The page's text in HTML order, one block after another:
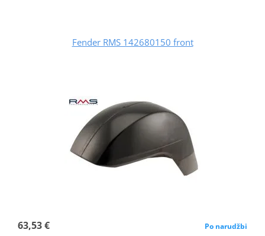
Fender RMS 142680150 front
63,53 € Po narudžbi